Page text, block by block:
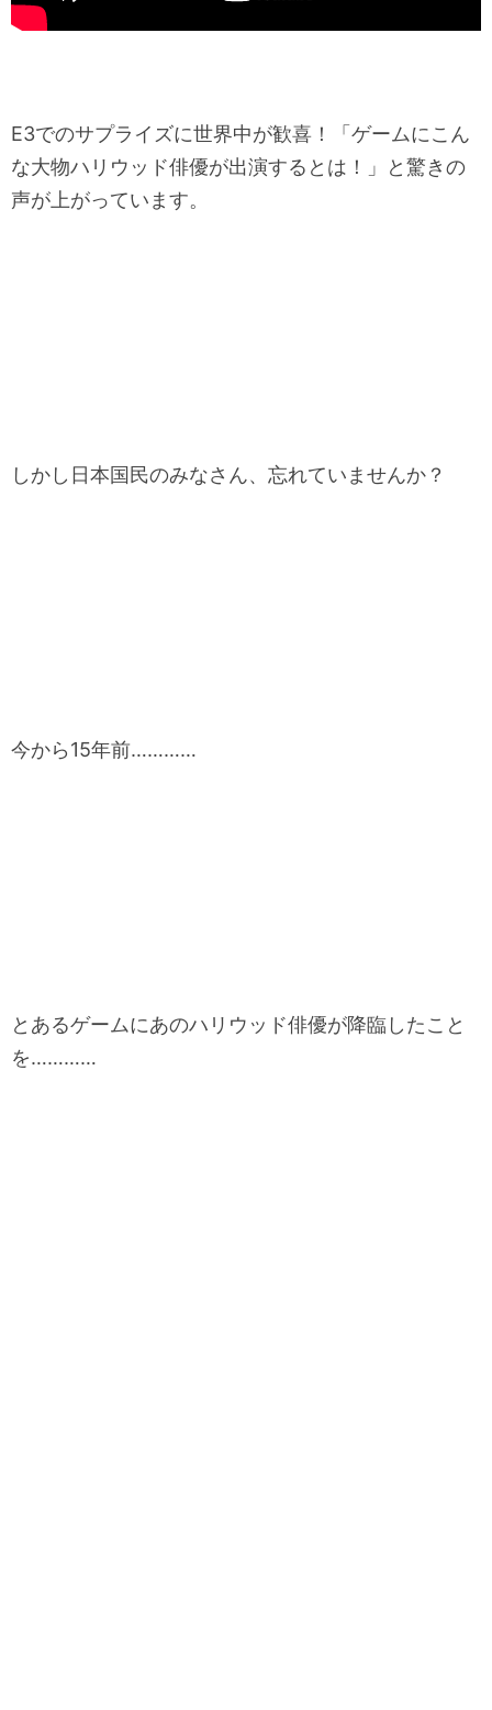
E3でのサプライズに世界中が歓喜！「ゲームにこん
な大物ハリウッド俳優が出演するとは！」と驚きの
声が上がっています。
しかし日本国民のみなさん、忘れていませんか？
今から15年前…………
とあるゲームにあのハリウッド俳優が降臨したこと
を…………